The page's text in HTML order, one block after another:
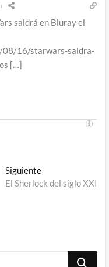
saldrá en Bluray el
08/16/starwars-saldra-
[…]
SiguienteEntrada
siguiente:
El Sherlock del siglo XXI
Buscar